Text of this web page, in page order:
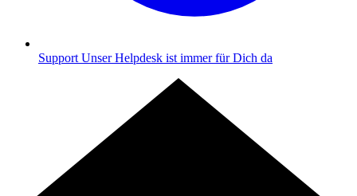
Support Unser Helpdesk ist immer für Dich da